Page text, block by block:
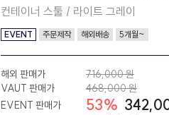
컨테이너 스툴 / 라이트 그레이
EVENT 주문제작 해외배송 5개월~
해외 판매가
716,000 원
VAUT 판매가
468,000 원
EVENT 판매가
53%